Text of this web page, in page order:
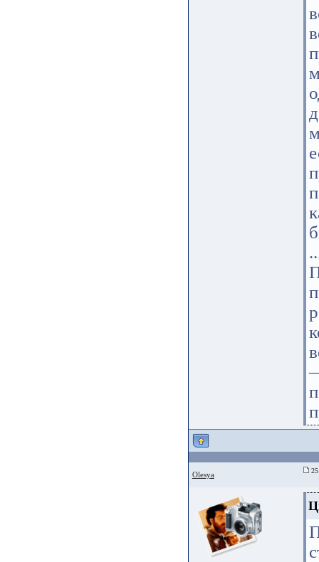
Olesya 25